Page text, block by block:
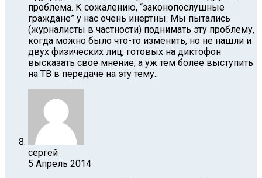
проблема. К сожалению, “законопослушные
граждане” у нас очень инертны. Мы пытались
(журналисты в частности) поднимать эту проблему,
когда можно было что-то изменить, но не нашли и
двух физических лиц, готовых на диктофон
высказать свое мнение, а уж тем более выступить
на ТВ в передаче на эту тему..
сергей
5 Апрель 2014